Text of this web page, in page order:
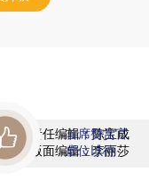
责任编辑：陈宝成
版面编辑：李丽莎
首席赞赏官
虚位以待